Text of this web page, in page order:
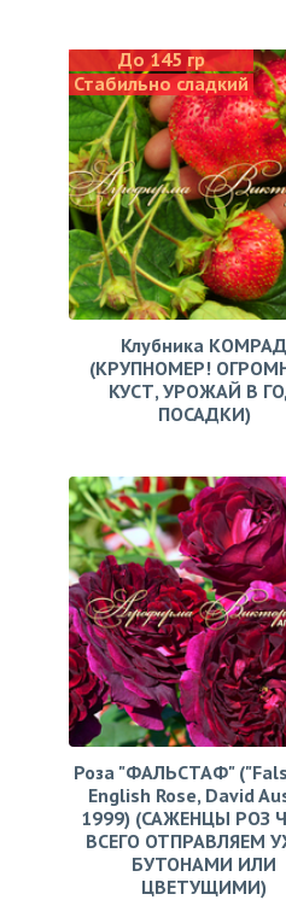
До 145 гр
Стабильно сладкий
Клубника КОМРАД
(КРУПНОМЕР!
КУСТ, УРОЖАЙ В
ПОСАДКИ)
Роза "ФАЛЬСТАФ"
English Rose, David
1999) (САЖЕНЦЫ РОЗ
ВСЕГО ОТПРАВЛЯЕМ
БУТОНАМИ ИЛИ
ЦВЕТУЩИМИ)